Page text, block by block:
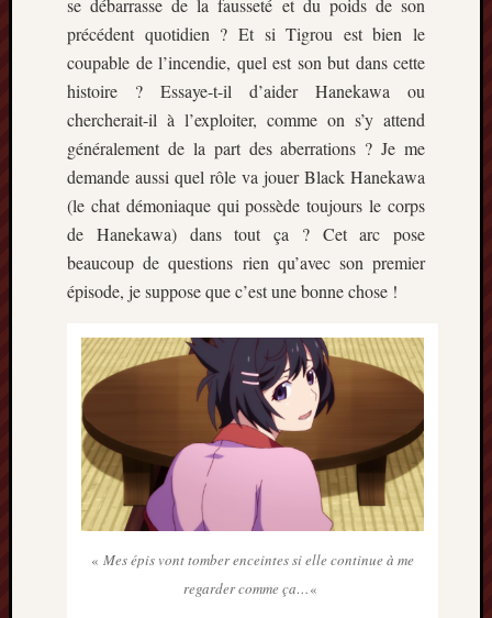
se débarrasse de la fausseté et du poids de son
précédent quotidien ? Et si Tigrou est bien le
coupable de l’incendie, quel est son but dans cette
histoire ? Essaye-t-il d’aider Hanekawa ou
chercherait-il à l’exploiter, comme on s’y attend
généralement de la part des aberrations ? Je me
demande aussi quel rôle va jouer Black Hanekawa
(le chat démoniaque qui possède toujours le corps
de Hanekawa) dans tout ça ? Cet arc pose
beaucoup de questions rien qu’avec son premier
épisode, je suppose que c’est une bonne chose !
«Mes épis vont tomber enceintes si elle continue à me
regarder comme ça…«